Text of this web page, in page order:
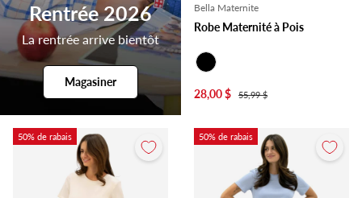
Rentrée 2026
La rentrée arrive bientôt
Magasiner
Bella Maternite
Robe Maternité à Pois
28,00 $
55,99 $
50% de rabais 50% de rabais